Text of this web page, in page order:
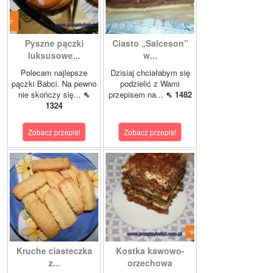
Pyszne pączki
luksusowe...
Polecam najlepsze
pączki Babci. Na pewno
nie skończy się... ⇖
1324
Zobacz przepis!
Ciasto „Salceson”
w...
Dzisiaj chciałabym się
podzielić z Wami
przepisem na... ⇖ 1482
Zobacz przepis!
Kruche ciasteczka
z...
Kostka kawowo-
orzechowa